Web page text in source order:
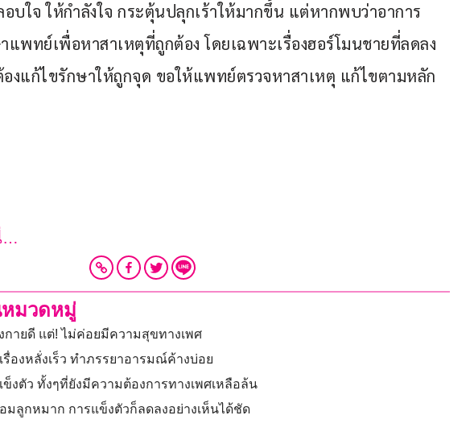
บใจ ให้กำลังใจ กระตุ้นปลุกเร้าให้มากขึ้น แต่หากพบว่าอาการ
แพทย์เพื่อหาสาเหตุที่ถูกต้อง โดยเฉพาะเรื่องฮอร์โมนชายที่ลดลง
งแก้ไขรักษาให้ถูกจุด ขอให้แพทย์ตรวจหาสาเหตุ แก้ไขตามหลัก
…
มวดหมู่
ายดี แต่! ไม่ค่อยมีความสุขทางเพศ
องหลั่งเร็ว ทำภรรยาอารมณ์ค้างบ่อย
งตัว ทั้งๆที่ยังมีความต้องการทางเพศเหลือล้น
มลูกหมาก การแข็งตัวก็ลดลงอย่างเห็นได้ชัด